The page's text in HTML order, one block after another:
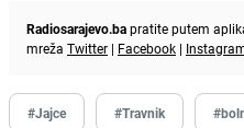
Radiosarajevo.bapratite putem
mreža Twitter | Facebook |
#Jajce #Travnik